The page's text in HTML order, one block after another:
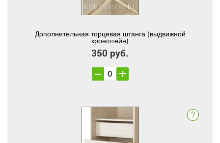
Дополнительная торцевая штанга (выдвижной
кронштейн)
350 руб.